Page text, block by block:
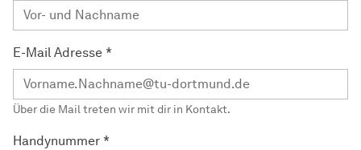
E-Mail Adresse *
Über die Mail treten wir mit dir in Kontakt.
Handynummer *